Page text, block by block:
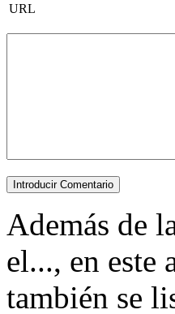
URL
Además de
el..., en este
también se